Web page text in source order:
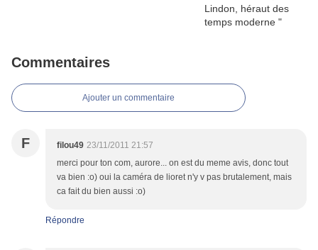
Commentaires
Ajouter un commentaire
F filou49 23/11/2011 21:57
merci pour ton com, aurore... on est du meme avis, donc tout
va bien :o) oui la caméra de lioret n'y v pas brutalement, mais
ca fait du bien aussi :o)
Répondre